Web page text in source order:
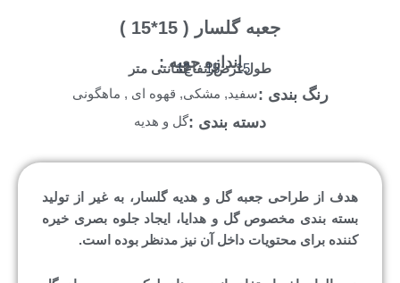
جعبه گلسار ( 15*15 )
اندازه جعبه :15
15
12 طول :عرض :ارتفاع :سانتی متر
سفید, مشکی, قهوه ای , ماهگونیرنگ بندی :
گل و هدیهدسته بندی :
هدف از طراحی جعبه گل و هدیه گلسار، به غیر از تولید
بسته بندی مخصوص گل و هدایا، ایجاد جلوه بصری خیره
کننده برای محتویات داخل آن نیز مدنظر بوده است.